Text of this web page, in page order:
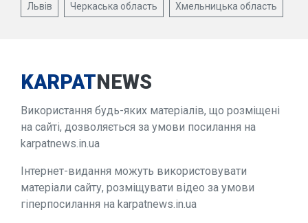
Львів Черкаська область Хмельницька область
KARPATNEWS
Використання будь-яких матеріалів, що розміщені
на сайті, дозволяється за умови посилання на
karpatnews.in.ua
Інтернет-видання можуть використовувати
матеріали сайту, розміщувати відео за умови
гіперпосилання на karpatnews.in.ua